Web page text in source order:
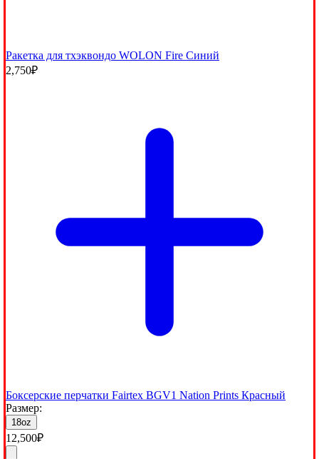
Ракетка для тхэквондо WOLON Fire Синий
2,750₽
Боксерские перчатки Fairtex BGV1 Nation Prints Красный
Размер:
18oz
12,500₽